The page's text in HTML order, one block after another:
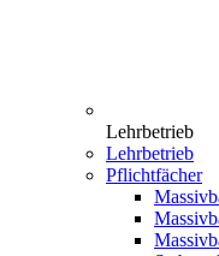
Lehrbetrieb
Lehrbetrieb
Pflichtfächer